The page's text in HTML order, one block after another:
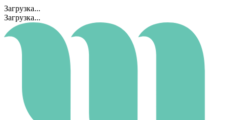
Загрузка...
Загрузка...